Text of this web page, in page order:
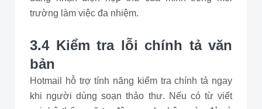
trường làm việc đa nhiệm.
3.4 Kiểm tra lỗi chính tả văn
bản
Hotmail hỗ trợ tính năng kiểm tra chính tả ngay
khi người dùng soạn thảo thư. Nếu có từ viết